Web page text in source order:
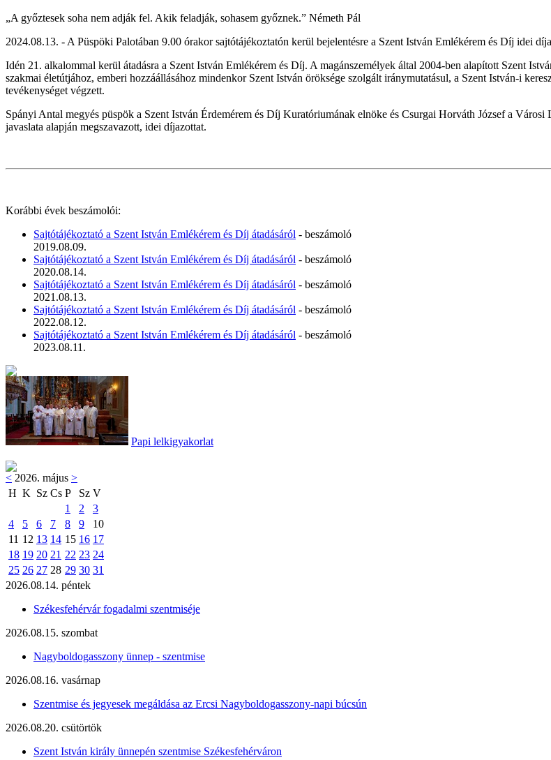
„A győztesek soha nem adják fel. Akik feladják, sohasem győznek.” Németh Pál
2024.08.13. - A Püspöki Palotában 9.00 órakor sajtótájékoztatón kerül bejelentésre a Szent István Emlékérem és Díj idei
Idén 21. alkalommal kerül átadásra a Szent István Emlékérem és Díj. A magánszemélyek által 2004-ben alapított Szent
szakmai életútjához, emberi hozzáállásához mindenkor Szent István öröksége szolgált iránymutatásul, a Szent István-i
tevékenységet végzett.
Spányi Antal megyés püspök a Szent István Érdemérem és Díj Kuratóriumának elnöke és Csurgai Horváth József a
javaslata alapján megszavazott, idei díjazottat.
Korábbi évek beszámolói:
Sajtótájékoztató a Szent István Emlékérem és Díj átadásáról - beszámoló
2019.08.09.
Sajtótájékoztató a Szent István Emlékérem és Díj átadásáról - beszámoló
2020.08.14.
Sajtótájékoztató a Szent István Emlékérem és Díj átadásáról - beszámoló
2021.08.13.
Sajtótájékoztató a Szent István Emlékérem és Díj átadásáról - beszámoló
2022.08.12.
Sajtótájékoztató a Szent István Emlékérem és Díj átadásáról - beszámoló
2023.08.11.
Papi lelkigyakorlat
< 2026. május >
H K Sz Cs P Sz V
1
2
3
4
5 6 7 8 9
10
11 12 13 14 15 16 17
18 19 20 21 22 23 24
25 26 27 28 29 30 31
2026.08.14. péntek
Székesfehérvár fogadalmi szentmiséje
2026.08.15. szombat
Nagyboldogasszony ünnep - szentmise
2026.08.16. vasárnap
Szentmise és jegyesek megáldása az Ercsi Nagyboldogasszony-napi búcsún
2026.08.20. csütörtök
Szent István király ünnepén szentmise Székesfehérváron